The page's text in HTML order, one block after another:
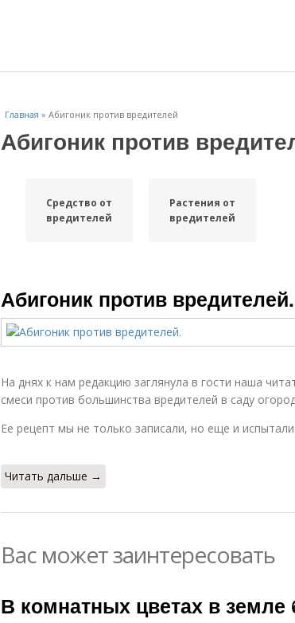
Главная » Абигоник против вредителей
Абигоник против
Средство от
вредителей
Растения от
вредителей
Абигоник против вредителей.
На днях к нам редакцию заглянула в гости наша
смеси против большинства вредителей в саду
Ее рецепт мы не только записали, но еще и
Читать дальше →
Вас может заинтересовать
В комнатных цветах в